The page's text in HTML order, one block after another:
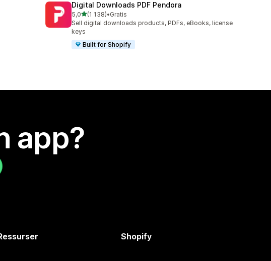
Digital Downloads PDF Pendora
5,0av 5 stjerner
(1 138)
Totalt 1138 omtaler
•Gratis
Sell digital downloads products, PDFs, eBooks, license
keys
Built for Shopify
app?
Shopify